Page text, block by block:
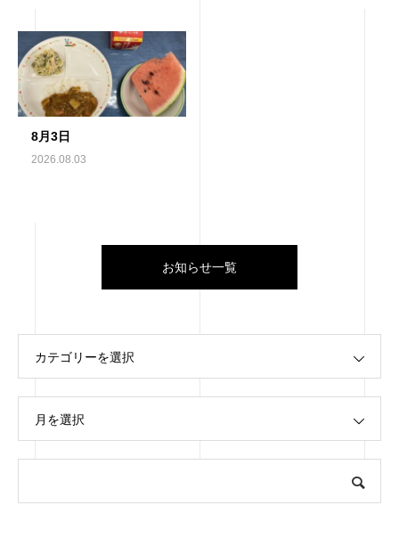
8月3日
2026.08.03
お知らせ一覧
カテゴリーを選択
月を選択